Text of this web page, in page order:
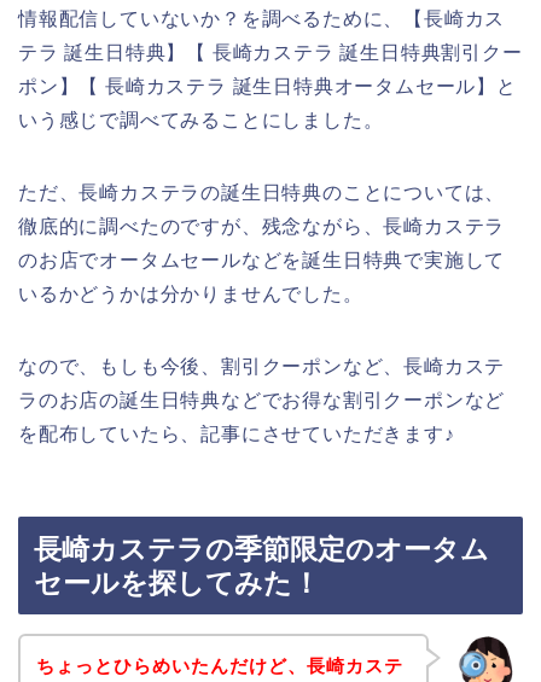
情報配信していないか？を調べるために、【長崎カス
テラ 誕生日特典】【 長崎カステラ 誕生日特典割引クー
ポン】【 長崎カステラ 誕生日特典オータムセール】と
いう感じで調べてみることにしました。
ただ、長崎カステラの誕生日特典のことについては、
徹底的に調べたのですが、残念ながら、長崎カステラ
のお店でオータムセールなどを誕生日特典で実施して
いるかどうかは分かりませんでした。
なので、もしも今後、割引クーポンなど、長崎カステ
ラのお店の誕生日特典などでお得な割引クーポンなど
を配布していたら、記事にさせていただきます♪
長崎カステラの季節限定のオータム
セールを探してみた！
ちょっとひらめいたんだけど、長崎カステ